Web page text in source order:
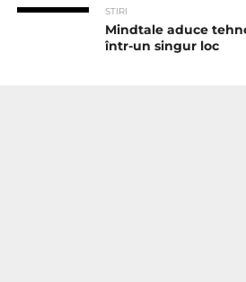
STIRI
Mindtale aduce
într-un singur loc